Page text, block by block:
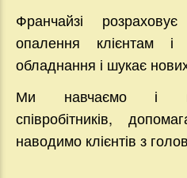
Франчайзі
опалення клієнтам
обладнання і шукає нових
Ми навчаємо і
співробітників,
наводимо клієнтів з